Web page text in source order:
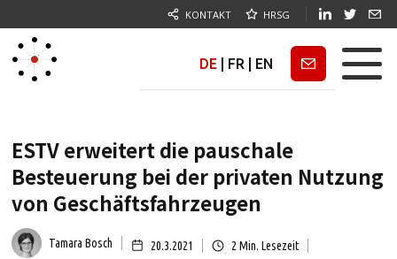
KONTAKT HRSG
DE FR EN Newsletter
ESTV erweitert die pauschale
Besteuerung bei der privaten Nutzung
von Geschäftsfahrzeugen
Tamara Bosch 20.3.2021 2 Min. Lesezeit